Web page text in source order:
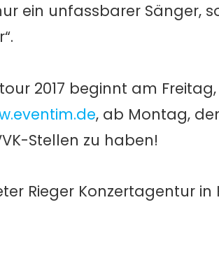
ein unfassbarer Sänger,
2017 beginnt am Freitag,
, ab Montag,
Stellen zu haben!
Rieger Konzertagentur